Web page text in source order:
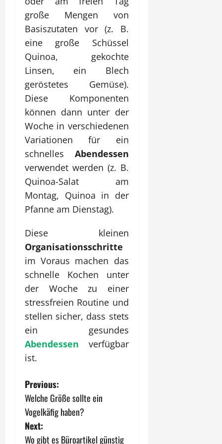
große Mengen von
Basiszutaten vor (z. B.
eine große Schüssel
Quinoa, gekochte
Linsen, ein Blech
geröstetes Gemüse).
Diese Komponenten
können dann unter der
Woche in verschiedenen
Variationen für ein
schnelles Abendessen
verwendet werden (z. B.
Quinoa-Salat am
Montag, Quinoa in der
Pfanne am Dienstag).
Diese kleinen
Organisationsschritte
im Voraus machen das
schnelle Kochen unter
der Woche zu einer
stressfreien Routine und
stellen sicher, dass stets
ein gesundes
Abendessen
verfügbar
ist.
P
o
s
Previous:
Welche Größe sollte ein
Vogelkäfig haben?
Next:
Wo gibt es Büroartikel günstig